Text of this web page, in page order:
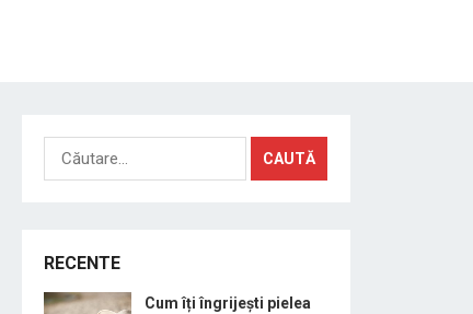
Caută
după:
RECENTE
Cum îți îngrijești pielea